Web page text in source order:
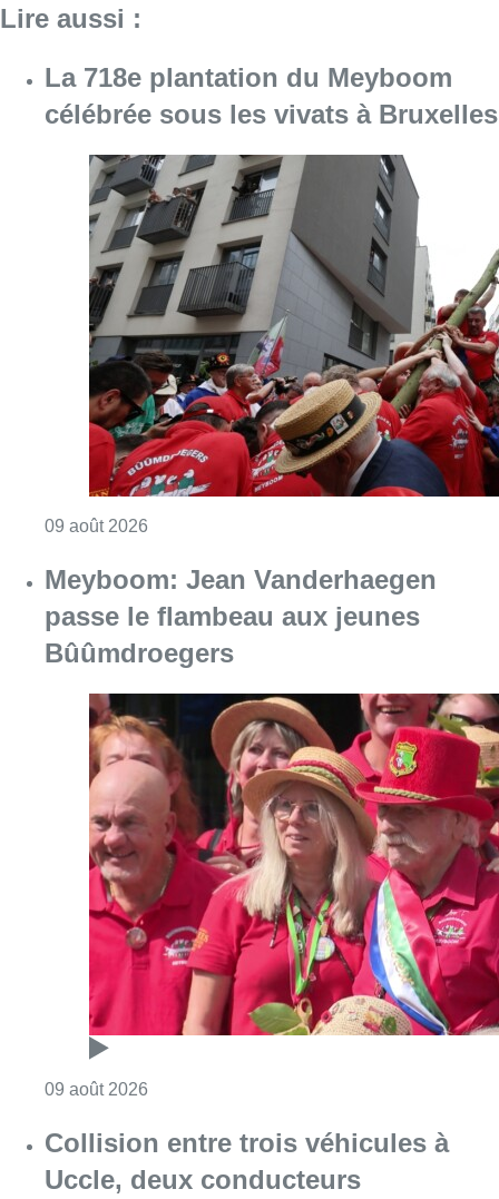
Lire aussi :
La 718e plantation du Meyboom
célébrée sous les vivats à Bruxelles
09 août 2026
Meyboom: Jean Vanderhaegen
passe le flambeau aux jeunes
Bûûmdroegers
09 août 2026
Collision entre trois véhicules à
Uccle, deux conducteurs